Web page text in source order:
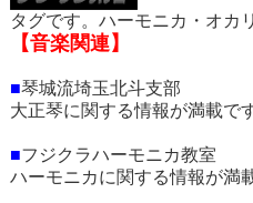
タグです。 ハーモニカ・オカ
【音楽関連】
■琴城流埼玉北斗支部
大正琴に関する情報が満載です
■フジクラハーモニカ教室
ハーモニカに関する情報が満